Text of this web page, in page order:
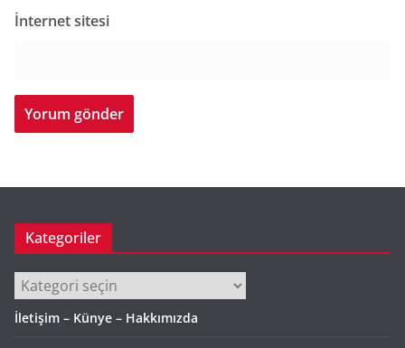
İnternet sitesi
Kategoriler
Kategoriler
İletişim – Künye – Hakkımızda